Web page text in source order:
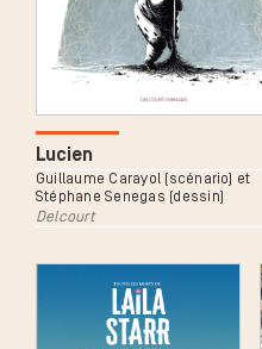
Lucien
Guillaume Carayol (scénario) et
Stéphane Senegas (dessin)
Delcourt